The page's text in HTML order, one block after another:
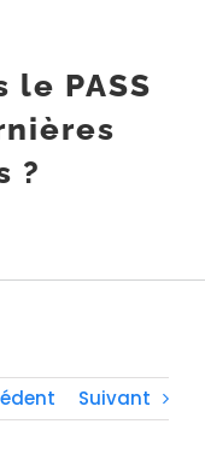
le PASS
?
Suivant